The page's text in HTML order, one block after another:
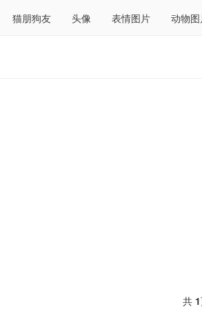
猫朋狗友 头像 表情图片 动物
共 1